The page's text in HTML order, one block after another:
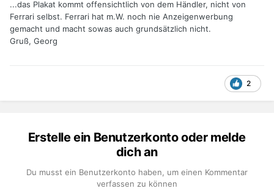
...das Plakat kommt offensichtlich von dem Händler, nicht von
Ferrari selbst. Ferrari hat m.W. noch nie Anzeigenwerbung
gemacht und macht sowas auch grundsätzlich nicht.
Gruß, Georg
2
Erstelle ein Benutzerkonto oder melde
dich an
Du musst ein Benutzerkonto haben, um einen Kommentar
verfassen zu können